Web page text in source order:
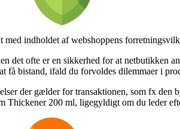
indholdet af webshoppens
det ofte er en sikkerhed for at netbutikken
bistand, ifald du forvoldes dilemmaer i
der gælder for transaktionen, som fx
200 ml, ligegyldigt om du leder